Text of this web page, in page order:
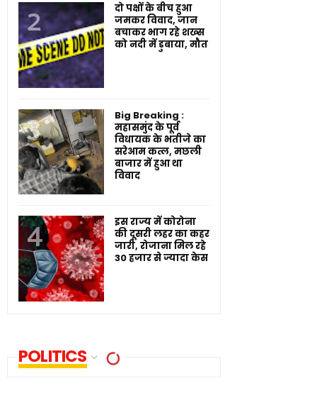
दो पक्षों के बीच हुआ
जमकर विवाद, जान
बचाकर भाग रहे शख्स
को नदी में डुबाया, मौत
Big Breaking :
महासमुंद के पूर्व
विधायक के भतीजे का
सरेआम कत्ल, मछली
बाजार में हुआ था
विवाद
इस राज्य में कोरोना
की दूसरी लहर का कहर
जारी, रोजाना मिल रहे
30 हजार से ज्यादा केस
POLITICS